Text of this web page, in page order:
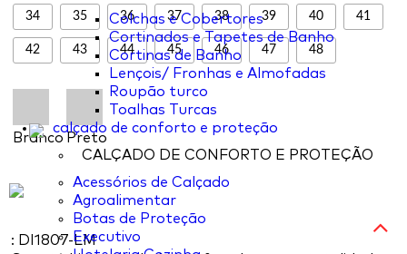
Colchas e Cobertores
Cortinados e Tapetes de Banho
Cortinas de Banho
Lençois/ Fronhas e Almofadas
Roupão turco
Toalhas Turcas
calçado de conforto e proteção
CALÇADO DE CONFORTO E PROTEÇÃO
Acessórios de Calçado
Agroalimentar
Botas de Proteção
Executivo
34 35 36 37 38 39 40 41
42 43 44 45 46 47 48
Branco Preto
: DI1807-LM